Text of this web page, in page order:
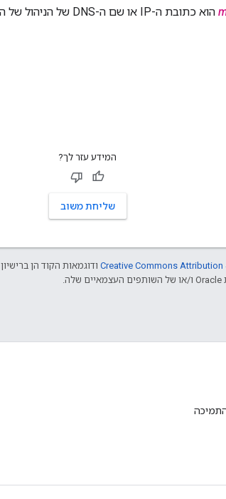
הוא כתובת ה-IP או שם ה-DNS של הניהול של השרת, ו-
המידע עזר לך?
שליחת משוב
Creative Commons Attribution ודוגמאות הקוד הן ברישיון